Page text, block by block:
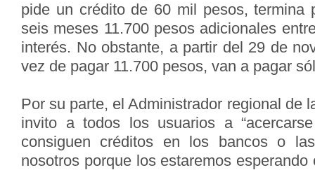
pide un crédito de 60 mil pesos, termina
seis meses 11.700 pesos adicionales
interés. No obstante, a partir del 29 de
vez de pagar 11.700 pesos, van a pagar
Por su parte, el Administrador regional de
invito a todos los usuarios a
consiguen créditos en los bancos o
nosotros porque los estaremos